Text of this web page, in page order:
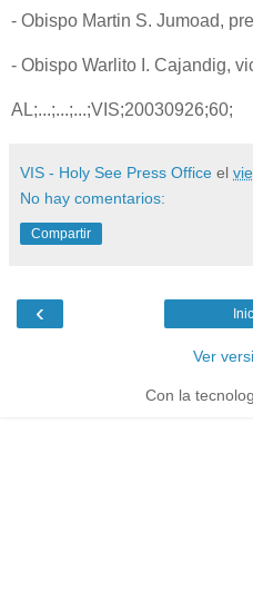
- Obispo Martin S. Jumoad,
- Obispo Warlito I. Cajandig,
AL;...;...;...;VIS;20030926;60;
VIS - Holy See Press Office el
No hay comentarios:
Compartir
‹
Ver
Con la